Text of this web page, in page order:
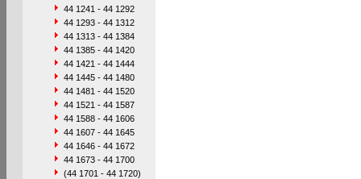
44 1241 - 44 1292
44 1293 - 44 1312
44 1313 - 44 1384
44 1385 - 44 1420
44 1421 - 44 1444
44 1445 - 44 1480
44 1481 - 44 1520
44 1521 - 44 1587
44 1588 - 44 1606
44 1607 - 44 1645
44 1646 - 44 1672
44 1673 - 44 1700
(44 1701 - 44 1720)